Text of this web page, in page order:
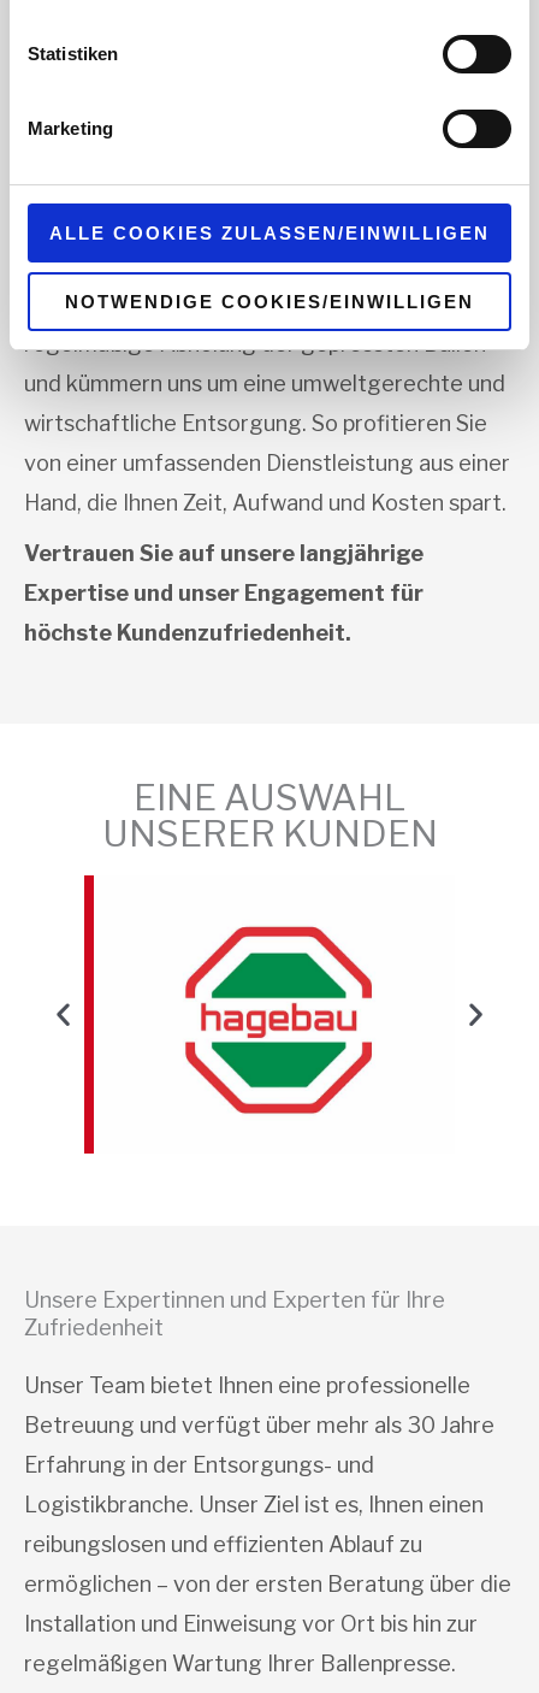
Sie Buttons anklicken, werden Bilder und andere Daten
von Drittanbietern nachgeladen. Ihre IP-Adresse wird
Datenschutz dieser Anbieter können Sie sich auf deren
können sie unterdatenschutz@interzero.dejederzeit
Statistiken
Marketing
ALLE COOKIES ZULASSEN/EINWILLIGEN
NOTWENDIGE COOKIES/EINWILLIGEN
Ihr Unternehmen anbieten. Unser geschultes
technischen Problemen jederzeit zur Verfügung
und sorgt dafür, dass Ausfallzeiten auf ein
Minimum reduziert werden. Auch nach der
Inbetriebnahme Ihrer Ballenpresse begleiten wir
Sie zuverlässig weiter: Wir organisieren die
regelmäßige Abholung der gepressten Ballen
und kümmern uns um eine umweltgerechte und
wirtschaftliche Entsorgung. So profitieren Sie
von einer umfassenden Dienstleistung aus einer
Hand, die Ihnen Zeit, Aufwand und Kosten spart.
Vertrauen Sie auf unsere langjährige
Expertise und unser Engagement für
höchste Kundenzufriedenheit.
EINE AUSWAHL
UNSERER KUNDEN
Unsere Expertinnen und Experten für Ihre
Zufriedenheit
Unser Team bietet Ihnen eine professionelle
Betreuung und verfügt über mehr als 30 Jahre
Erfahrung in der Entsorgungs- und
Logistikbranche. Unser Ziel ist es, Ihnen einen
reibungslosen und effizienten Ablauf zu
ermöglichen – von der ersten Beratung über die
Installation und Einweisung vor Ort bis hin zur
regelmäßigen Wartung Ihrer Ballenpresse.